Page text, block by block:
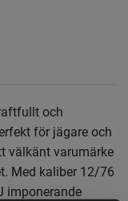
och
för jägare och
välkänt varumärke
Med kaliber 12/76
imponerande